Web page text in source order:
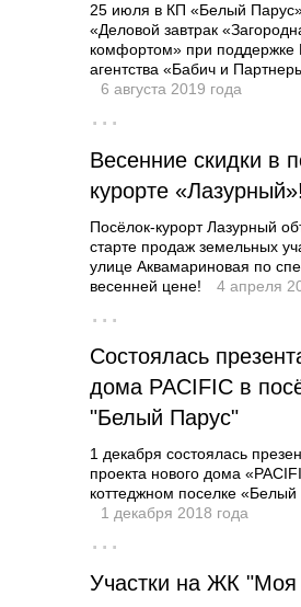
25 июля в КП «Белый
«Деловой завтрак
комфортом» при поддержке
агентства «Бабич и
6 августа 2019 года
···
Весенние скидки в
курорте «Лазурный»!
Посёлок-курорт Лазурный
старте продаж земельных
улице Аквамариновая по
весенней цене!
4 апреля
···
Состоялась
дома PACIFIC в
"Белый Парус"
1 декабря состоялась
проекта нового дома
коттеджном поселке «Белый
1 декабря 2018 года
···
Участки на ЖК